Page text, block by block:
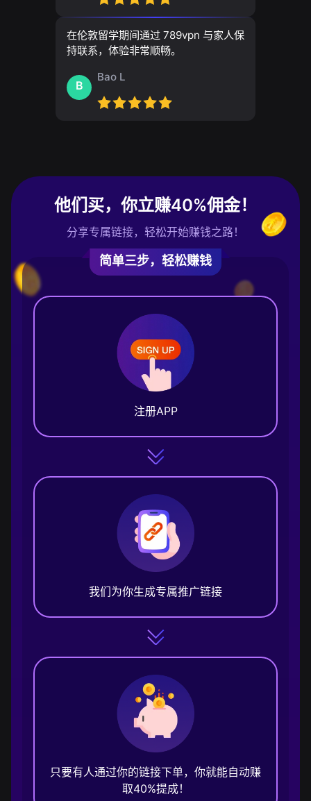
在伦敦留学期间通过 789vpn 与家人保
持联系，体验非常顺畅。
B
Bao L
他们买，你立赚40%佣金！
分享专属链接，轻松开始赚钱之路！
简单三步，轻松赚钱
注册APP
我们为你生成专属推广链接
只要有人通过你的链接下单，你就能自动赚
取40%提成！